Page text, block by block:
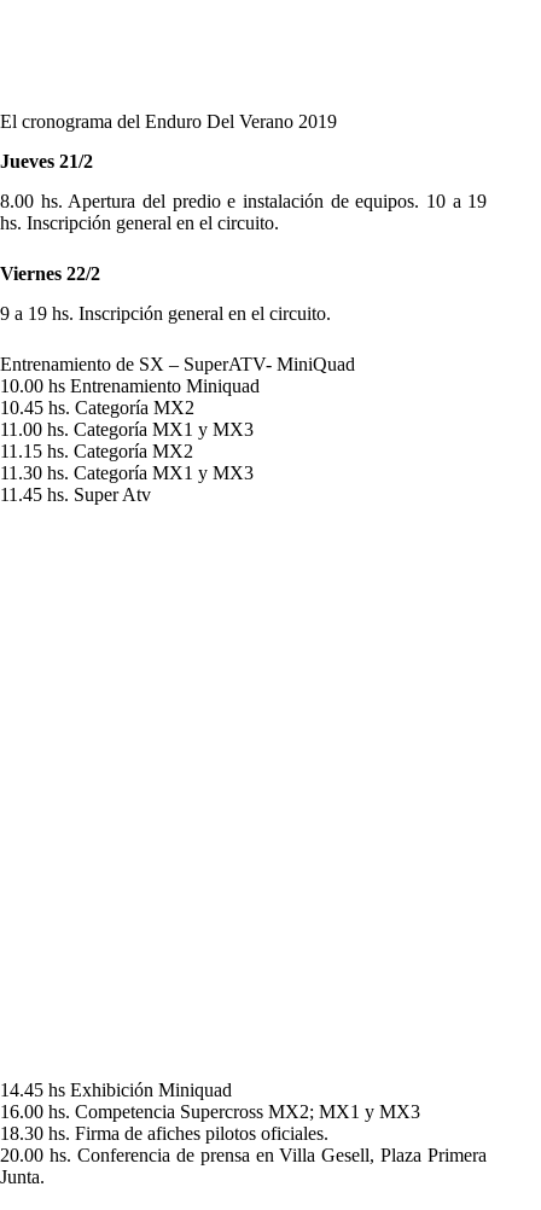
El cronograma del Enduro Del Verano 2019
Jueves 21/2
8.00 hs. Apertura del predio e instalación de equipos. 10 a 19
hs. Inscripción general en el circuito.
Viernes 22/2
9 a 19 hs. Inscripción general en el circuito.
Entrenamiento de SX – SuperATV- MiniQuad
10.00 hs Entrenamiento Miniquad
10.45 hs. Categoría MX2
11.00 hs. Categoría MX1 y MX3
11.15 hs. Categoría MX2
11.30 hs. Categoría MX1 y MX3
11.45 hs. Super Atv
14.45 hs Exhibición Miniquad
16.00 hs. Competencia Supercross MX2; MX1 y MX3
18.30 hs. Firma de afiches pilotos oficiales.
20.00 hs. Conferencia de prensa en Villa Gesell, Plaza Primera
Junta.